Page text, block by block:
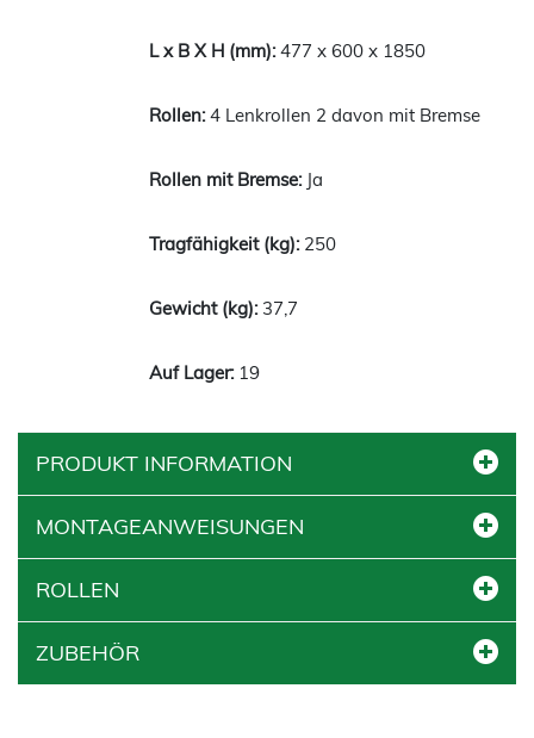
477 x 600 x 1850
4 Lenkrollen 2 davon mit Bremse
Ja
250
37,7
19
PRODUKT INFORMATION
MONTAGEANWEISUNGEN
ROLLEN
ZUBEHÖR